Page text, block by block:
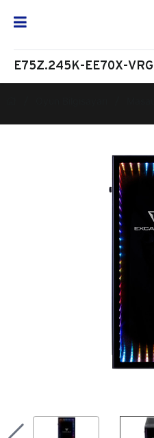
E75Z.245K-EE70X-VRG